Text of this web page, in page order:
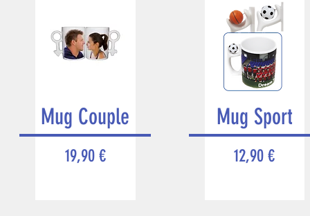
Mug Couple
Prix
19,90 €
Mug Sport
Prix
12,90 €